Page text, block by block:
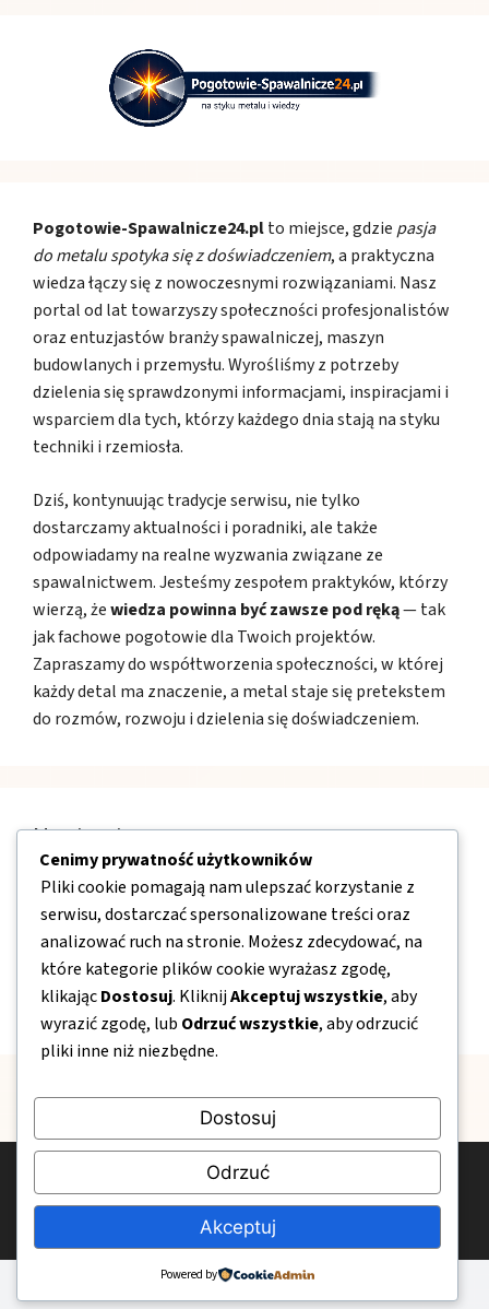
Pogotowie-Spawalnicze24.plto miejsce, gdzie pasja
do metalu spotyka się z doświadczeniem, a praktyczna
wiedza łączy się z nowoczesnymi rozwiązaniami. Nasz
portal od lat towarzyszy społeczności profesjonalistów
oraz entuzjastów branży spawalniczej, maszyn
budowlanych i przemysłu. Wyrośliśmy z potrzeby
dzielenia się sprawdzonymi informacjami, inspiracjami i
wsparciem dla tych, którzy każdego dnia stają na styku
techniki i rzemiosła.
Dziś, kontynuując tradycje serwisu, nie tylko
dostarczamy aktualności i poradniki, ale także
odpowiadamy na realne wyzwania związane ze
spawalnictwem. Jesteśmy zespołem praktyków, którzy
wierzą, żewiedza powinna być zawsze pod ręką— tak
jak fachowe pogotowie dla Twoich projektów.
Zapraszamy do współtworzenia społeczności, w której
każdy detal ma znaczenie, a metal staje się pretekstem
do rozmów, rozwoju i dzielenia się doświadczeniem.
Nawigacja
O nas
Kontakt
Mapa strony
Polityka prywatności
© 2026 Pogotowie-Spawalnicze24.pl
Polityka prywatnościKontaktO nas
Cenimy prywatność użytkowników
Pliki cookie pomagają nam ulepszać korzystanie z
serwisu, dostarczać spersonalizowane treści oraz
analizować ruch na stronie. Możesz zdecydować, na
które kategorie plików cookie wyrażasz zgodę,
klikającDostosuj. KliknijAkceptuj wszystkie, aby
wyrazić zgodę, lub Odrzuć wszystkie, aby odrzucić
pliki inne niż niezbędne.
Dostosuj
Odrzuć
Akceptuj
Powered by